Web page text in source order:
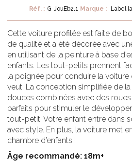
Réf. : G-JouEb2.1 Marque : Label
Cette voiture profilée est faite de
de qualité et a été décorée avec
en utilisant de la peinture à base
enfants. Les tout-petits prennent
la poignée pour conduire la voiture
veut. La conception simplifiée de
douces combinées avec des
parfaits pour stimuler le
tout-petit. Votre enfant entre dans
avec style. En plus, la voiture met
chambre d’enfants !
Âge recommandé: 18m+